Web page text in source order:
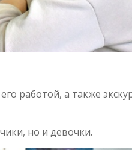
работой, а также
но и девочки.